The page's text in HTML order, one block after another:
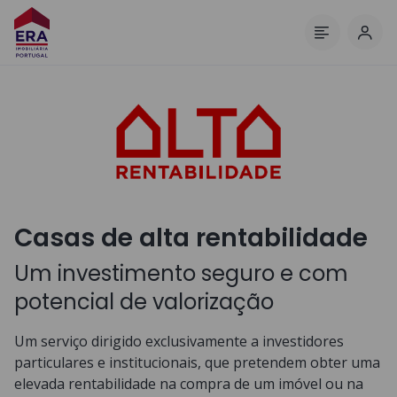
Casas de alta rentabilidade
Um investimento seguro e com
potencial de valorização
Um serviço dirigido exclusivamente a investidores
particulares e institucionais, que pretendem obter uma
elevada rentabilidade na compra de um imóvel ou na